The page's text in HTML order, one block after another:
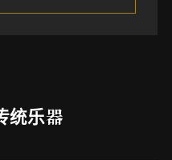
统乐器